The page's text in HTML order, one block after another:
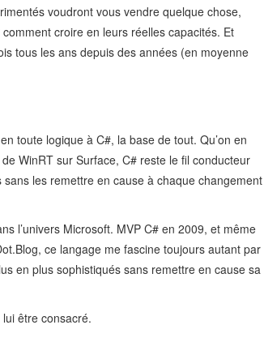
voudront vous vendre quelque chose,
croire en leurs réelles capacités. Et
tous les ans depuis des années (en moyenne
toute logique à C#, la base de tout. Qu’on en
WinRT sur Surface, C# reste le fil conducteur
les remettre en cause à chaque changement
l’univers Microsoft. MVP C# en 2009, et même
ce langage me fascine toujours autant par
en plus sophistiqués sans remettre en cause sa
être consacré.